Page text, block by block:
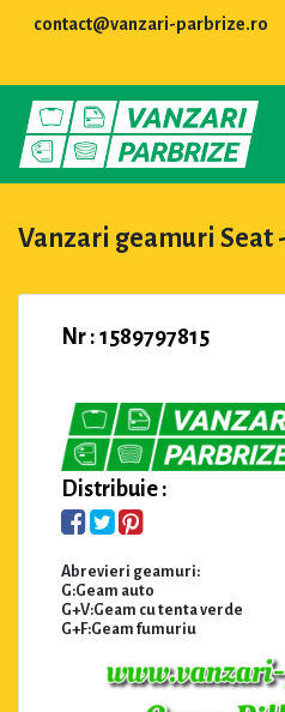
contact@vanzari-parbrize.ro
Vanzari geamuri Seat -
Nr : 1589797815
Distribuie :
Abrevieri geamuri:
G:Geam auto
G+V:Geam cu tenta verde
G+F:Geam fumuriu